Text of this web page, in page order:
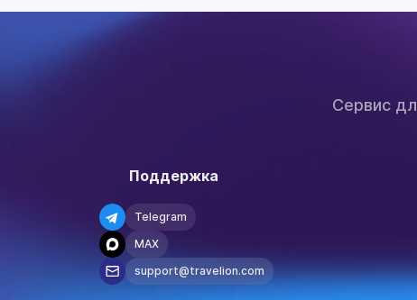
Сервис
Поддержка
Telegram
MAX
support@travelion.com